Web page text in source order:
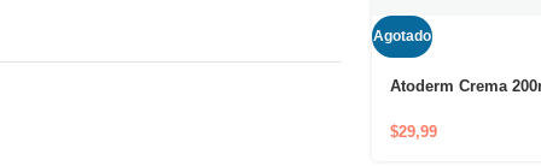
Agotado
Atoderm Crema
nutritivo y protector
$29,99